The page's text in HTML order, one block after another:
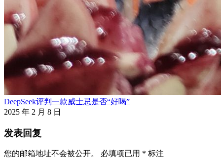
DeepSeek评判一款威士忌是否“好喝”
2025 年 2 月 8 日
发表回复
您的邮箱地址不会被公开。 必填项已用 * 标注